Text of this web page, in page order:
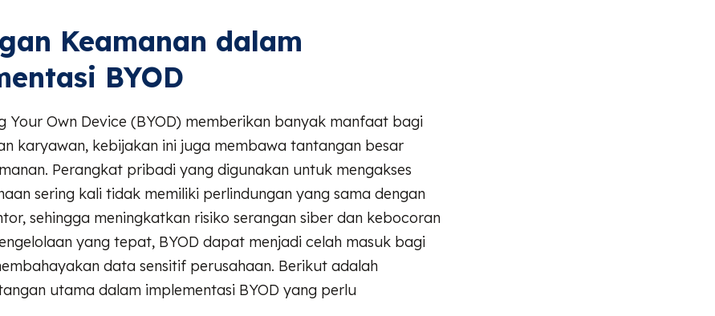
Keamanan dalam
BYOD
Your Own Device (BYOD) memberikan banyak manfaat bagi
karyawan, kebijakan ini juga membawa tantangan besar
Perangkat pribadi yang digunakan untuk mengakses
sering kali tidak memiliki perlindungan yang sama dengan
sehingga meningkatkan risiko serangan siber dan kebocoran
yang tepat, BYOD dapat menjadi celah masuk bagi
data sensitif perusahaan. Berikut adalah
utama dalam implementasi BYOD yang perlu